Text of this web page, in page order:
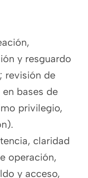
y resguardo
revisión de
bases de
privilegio,
claridad
operación,
y acceso,